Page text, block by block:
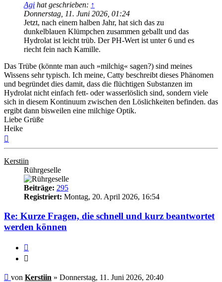
Agi hat geschrieben: ↑
Donnerstag, 11. Juni 2026, 01:24
Jetzt, nach einem halben Jahr, hat sich das zu
dunkelblauen Klümpchen zusammen geballt und das
Hydrolat ist leicht trüb. Der PH-Wert ist unter 6 und es
riecht fein nach Kamille.
Das Trübe (könnte man auch »milchig« sagen?) sind meines
Wissens sehr typisch. Ich meine, Catty beschreibt dieses Phänomen
und begründet dies damit, dass die flüchtigen Substanzen im
Hydrolat nicht einfach fett- oder wasserlöslich sind, sondern viele
sich in diesem Kontinuum zwischen den Löslichkeiten befinden. das
ergibt dann bisweilen eine milchige Optik.
Liebe Grüße
Heike
oben
Kerstiin
Rührgeselle
Beiträge: 295
Registriert: Montag, 20. April 2026, 16:54
Re: Kurze Fragen, die schnell und kurz beantwortet
werden können
Ungelesener
von Kerstiin » Donnerstag, 11. Juni 2026, 20:40